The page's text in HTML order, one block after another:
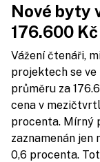
Nové byty
176.600
Vážení čtenáři,
projektech se
průměru za
cena v
procenta.
zaznamenán jen
0,6 procenta.